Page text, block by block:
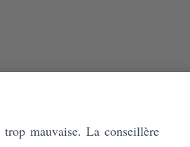
mauvaise. La conseillère